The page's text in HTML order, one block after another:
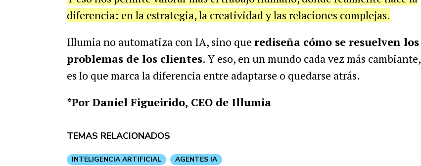
diferencia: en la estrategia, la creatividad y las relaciones complejas.
Illumia no automatiza con IA, sino que rediseña cómo se resuelven los
problemas de los clientes. Y eso, en un mundo cada vez más cambiante,
es lo que marca la diferencia entre adaptarse o quedarse atrás.
*Por Daniel Figueirido, CEO de Illumia
TEMAS RELACIONADOS
INTELIGENCIA ARTIFICIAL AGENTES IA